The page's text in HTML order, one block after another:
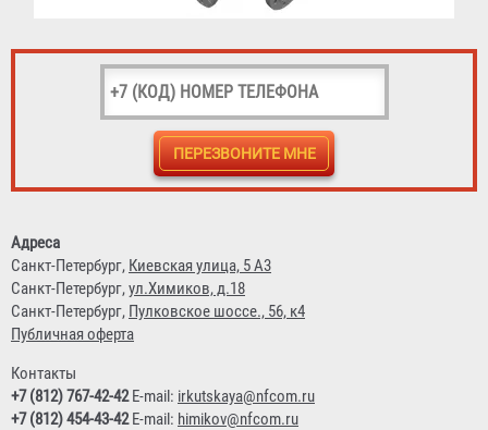
97 822 ₽
Крест фланцевый с пожарной подставкой ППКФ (сталь)
d-300мм, отросток 300мм
23 364 ₽
Адреса
Санкт-Петербург, Киевская улица, 5 А3
Санкт-Петербург,ул.Химиков, д.18
Санкт-Петербург, Пулковское шоссе., 56, к4
Публичная оферта
Контакты
+7 (812) 767-42-42E-mail: irkutskaya@nfcom.ru
+7 (812) 454-43-42E-mail: himikov@nfcom.ru